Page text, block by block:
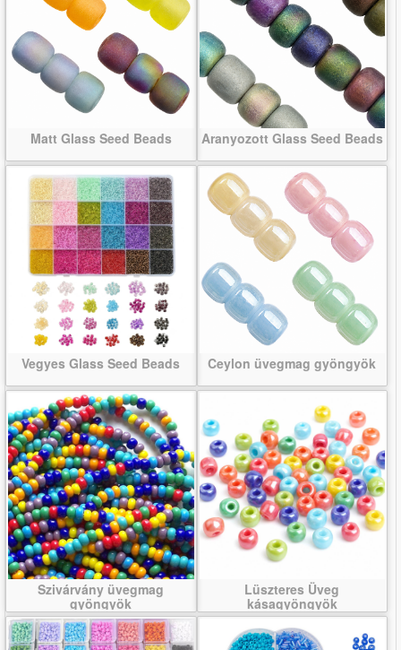
Matt Glass Seed Beads Aranyozott Glass Seed Beads
Vegyes Glass Seed Beads Ceylon üvegmag gyöngyök
Szivárvány üvegmag
gyöngyök
Lüszteres Üveg
kásagyöngyök